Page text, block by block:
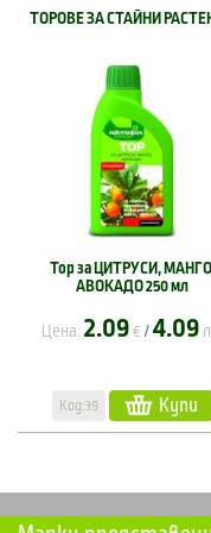
ТОРОВЕ ЗА СТАЙНИ
Тор за ЦИТРУСИ,
АВОКАДО 250 мл
Цена: 2.09 € / 4.09
Код:39 Купи